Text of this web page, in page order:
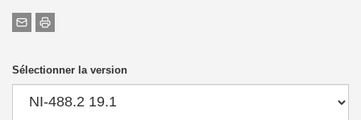
Sélectionner la version